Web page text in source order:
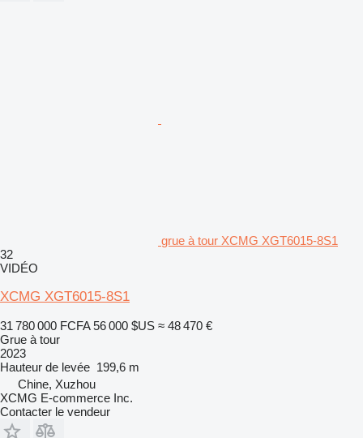
grue à tour XCMG XGT6015-8S1
32
VIDÉO
XCMG XGT6015-8S1
31 780 000 FCFA 56 000 $US ≈ 48 470 €
Grue à tour
2023
Hauteur de levée 199,6 m
Chine, Xuzhou
XCMG E-commerce Inc.
Contacter le vendeur